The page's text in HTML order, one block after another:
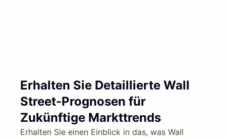
Erhalten Sie Detaillierte Wall
Street-Prognosen für
Zukünftige Markttrends
Erhalten Sie einen Einblick in das, was Wall